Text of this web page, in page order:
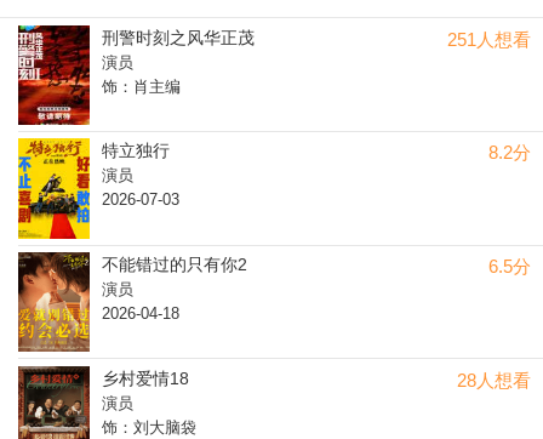
251人想看
刑警时刻之风华正茂
演员
饰：肖主编
8.2分
特立独行
演员
2026-07-03
6.5分
不能错过的只有你2
演员
2026-04-18
28人想看
乡村爱情18
演员
饰：刘大脑袋